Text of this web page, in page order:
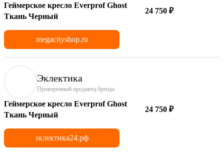
Геймерское кресло Everprof Ghost
Ткань Черный
24 750 ₽
megacityshop.ru
Эклектика
Проверенный продавец бренда
Геймерское кресло Everprof Ghost
Ткань Черный
24 750 ₽
эклектика24.рф